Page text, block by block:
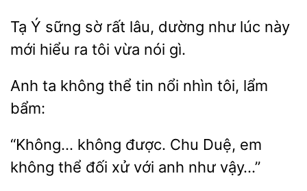
Ý sững sờ rất lâu, dường
lúc này
mới hiểu ra tôi
nói gì.
ta không thể tin nổi nhìn lẩm
“Không… không được. Chu Duệ,
không thể đối
với anh vậy…”